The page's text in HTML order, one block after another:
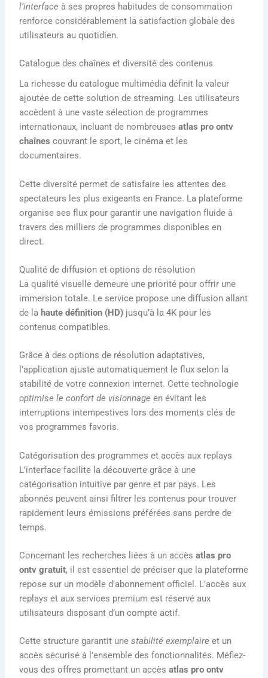
l’interface à ses propres habitudes de consommation
renforce considérablement la satisfaction globale des
utilisateurs au quotidien.
Catalogue des chaînes et diversité des contenus
La richesse du catalogue multimédia définit la valeur
ajoutée de cette solution de streaming. Les utilisateurs
accèdent à une vaste sélection de programmes
internationaux, incluant de nombreusesatlas pro ontv
chaînes couvrant le sport, le cinéma et les
documentaires.
Cette diversité permet de satisfaire les attentes des
spectateurs les plus exigeants en France. La plateforme
organise ses flux pour garantir une navigation fluide à
travers des milliers de programmes disponibles en
direct.
Qualité de diffusion et options de résolution
La qualité visuelle demeure une priorité pour offrir une
immersion totale. Le service propose une diffusion allant
de la haute définition (HD) jusqu’à la 4K pour les
contenus compatibles.
Grâce à des options de résolution adaptatives,
l’application ajuste automatiquement le flux selon la
stabilité de votre connexion internet. Cette technologie
optimise le confort de visionnage en évitant les
interruptions intempestives lors des moments clés de
vos programmes favoris.
Catégorisation des programmes et accès aux replays
L’interface facilite la découverte grâce à une
catégorisation intuitive par genre et par pays. Les
abonnés peuvent ainsi filtrer les contenus pour trouver
rapidement leurs émissions préférées sans perdre de
temps.
Concernant les recherches liées à un accèsatlas pro
ontv gratuit, il est essentiel de préciser que la plateforme
repose sur un modèle d’abonnement officiel. L’accès aux
replays et aux services premium est réservé aux
utilisateurs disposant d’un compte actif.
Cette structure garantit unestabilité exemplaire et un
accès sécurisé à l’ensemble des fonctionnalités. Méfiez-
vous des offres promettant un accèsatlas pro ontv